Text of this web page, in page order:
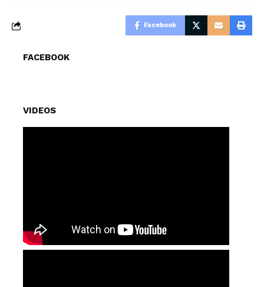
Facebook
FACEBOOK
VIDEOS